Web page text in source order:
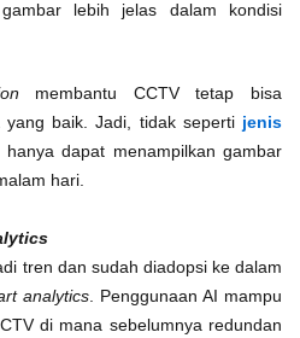
lebih jelas dalam kondisi
membantu CCTV tetap bisa
yang baik. Jadi, tidak seperti jenis
dapat menampilkan gambar
hari.
tren dan sudah diadopsi ke dalam
analytics. Penggunaan AI mampu
di mana sebelumnya redundan